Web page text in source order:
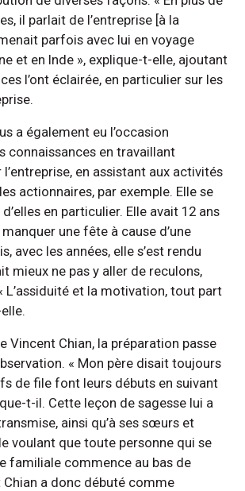
il parlait de l’entreprise [à la
parfois avec lui en voyage
et en Inde », explique-t-elle, ajoutant
l’ont éclairée, en particulier sur les
a également eu l’occasion
connaissances en travaillant
en assistant aux activités
actionnaires, par exemple. Elle se
en particulier. Elle avait 12 ans
une fête à cause d’une
avec les années, elle s’est rendu
mieux ne pas y aller de reculons,
L’assiduité et la motivation, tout part
Vincent Chian, la préparation passe
« Mon père disait toujours
de file font leurs débuts en suivant
t-il. Cette leçon de sagesse lui a
ainsi qu’à ses sœurs et
voulant que toute personne qui se
familiale commence au bas de
Chian a donc débuté comme